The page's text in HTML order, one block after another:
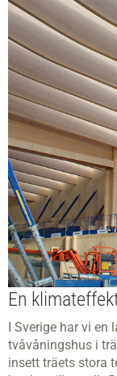
En
I Sverige har vi en
tvåvåningshus i
insett träets stora